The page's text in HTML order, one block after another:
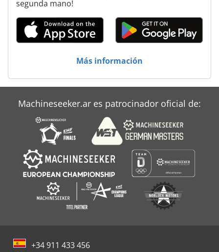
Toro Reelmaster 216
Toro Stx 26
Tractor Eléctrico
segunda mano!
Más información
Machineseeker.ar es patrocinador oficial de:
+34 911 433 456